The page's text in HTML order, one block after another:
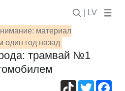
| LV
материал
один год назад
трамвай №1
TikTokTwitter